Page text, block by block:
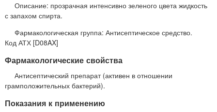
Описание: прозрачная интенсивно зеленого цвета жидкость
с запахом спирта.
Фармакологическая группа: Антисептическое средство.
Код АТХ [D08AX]
Фармакологические свойства
Антисептический препарат (активен в отношении
грамположительных бактерий).
Показания к применению